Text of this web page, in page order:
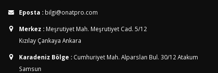
Eposta : bilgi@onatpro.com
Merkez : Meşrutiyet Mah. Meşrutiyet Cad. 5/12
Kızılay Çankaya Ankara
Karadeniz Bölge : Cumhuriyet Mah. Alparslan Bul. 30/12 Atakum
Samsun